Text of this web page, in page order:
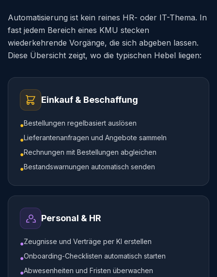
Automatisierung ist kein reines HR- oder IT-Thema. In
fast jedem Bereich eines KMU stecken
wiederkehrende Vorgänge, die sich abgeben lassen.
Diese Übersicht zeigt, wo die typischen Hebel liegen:
Einkauf & Beschaffung
●Bestellungen regelbasiert auslösen
●Lieferantenanfragen und Angebote sammeln
●Rechnungen mit Bestellungen abgleichen
●Bestandswarnungen automatisch senden
Personal & HR
●Zeugnisse und Verträge per KI erstellen
●Onboarding-Checklisten automatisch starten
●Abwesenheiten und Fristen überwachen